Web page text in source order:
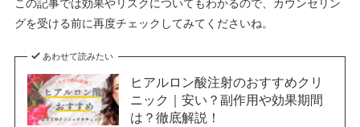
この記事では効果やリスクについてもわかるので、カウンセリン
グを受ける前に再度チェックしてみてくださいね。
あわせて読みたい
ヒアルロン酸注射のおすすめクリ
ニック｜安い？副作用や効果期間
は？徹底解説！